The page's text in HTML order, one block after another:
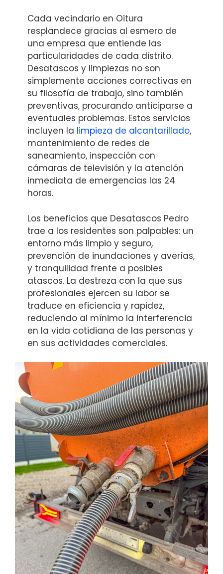
Cada vecindario en Oitura
resplandece gracias al esmero de
una empresa que entiende las
particularidades de cada distrito.
Desatascos y limpiezas no son
simplemente acciones correctivas en
su filosofía de trabajo, sino también
preventivas, procurando anticiparse a
eventuales problemas. Estos servicios
incluyen la limpieza de alcantarillado,
mantenimiento de redes de
saneamiento, inspección con
cámaras de televisión y la atención
inmediata de emergencias las 24
horas.
Los beneficios que Desatascos Pedro
trae a los residentes son palpables: un
entorno más limpio y seguro,
prevención de inundaciones y averías,
y tranquilidad frente a posibles
atascos. La destreza con la que sus
profesionales ejercen su labor se
traduce en eficiencia y rapidez,
reduciendo al mínimo la interferencia
en la vida cotidiana de las personas y
en sus actividades comerciales.